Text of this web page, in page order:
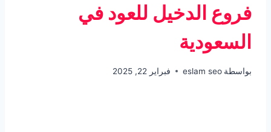
فروع الدخيل للعود في
السعودية
بواسطة eslam seo فبراير 22, 2025